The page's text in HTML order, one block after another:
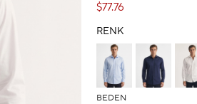
$77.76
RENK
BEDEN